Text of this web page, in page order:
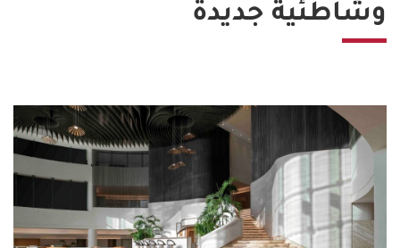
وشاطئية جديدة